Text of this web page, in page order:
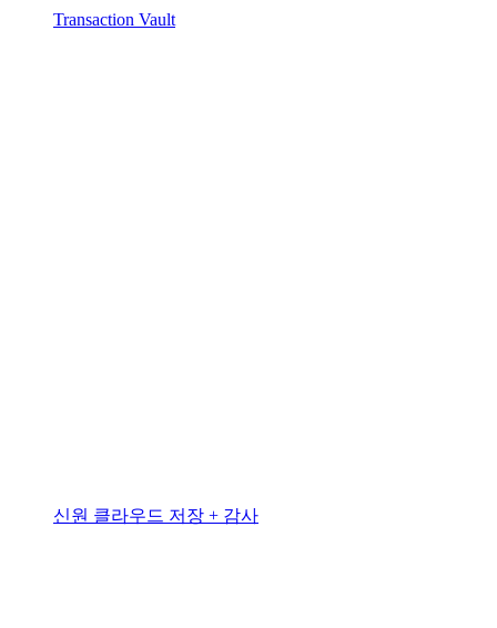
Transaction Vault
신원 클라우드 저장 + 감사